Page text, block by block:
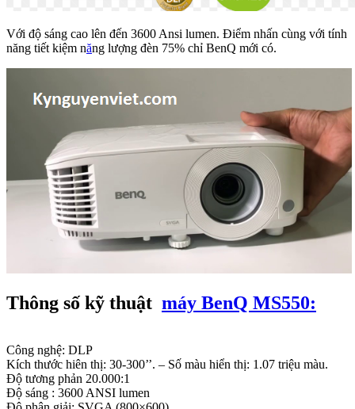
Với độ sáng cao lên đến 3600 Ansi lumen. Điểm nhấn cùng với tính
năng tiết kiệm năng lượng đèn 75% chỉ BenQ mới có.
Thông số kỹ thuật máy BenQ MS550:
Công nghệ: DLP
Kích thước hiên thị: 30-300’’. – Số màu hiển thị: 1.07 triệu màu.
Độ tương phản 20.000:1
Độ sáng : 3600 ANSI lumen